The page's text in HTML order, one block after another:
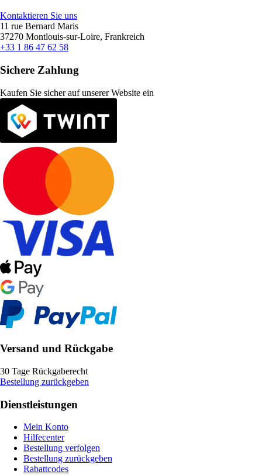
Kontaktieren Sie uns
11 rue Bernard Maris
37270 Montlouis-sur-Loire, Frankreich
+33 1 86 47 62 58
Sichere Zahlung
Kaufen Sie sicher auf unserer Website ein
Versand und Rückgabe
30 Tage Rückgaberecht
Bestellung zurückgeben
Dienstleistungen
Mein Konto
Hilfecenter
Bestellung verfolgen
Bestellung zurückgeben
Rabattcodes